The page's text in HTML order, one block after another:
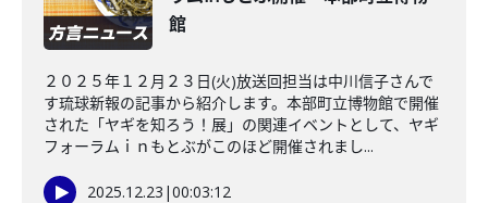
館
２０２５年１２月２３日(火)放送回担当は中川信子さんで
す琉球新報の記事から紹介します。本部町立博物館で開催
された「ヤギを知ろう！展」の関連イベントとして、ヤギ
フォーラムｉｎもとぶがこのほど開催されまし...
2025.12.23 |00:03:12